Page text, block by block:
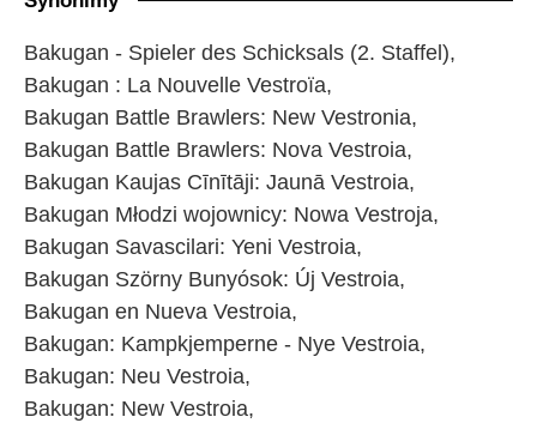
Bakugan - Spieler des Schicksals (2. Staffel),
Bakugan : La Nouvelle Vestroïa,
Bakugan Battle Brawlers: New Vestronia,
Bakugan Battle Brawlers: Nova Vestroia,
Bakugan Kaujas Cīnītāji: Jaunā Vestroia,
Bakugan Młodzi wojownicy: Nowa Vestroja,
Bakugan Savascilari: Yeni Vestroia,
Bakugan Szörny Bunyósok: Új Vestroia,
Bakugan en Nueva Vestroia,
Bakugan: Kampkjemperne - Nye Vestroia,
Bakugan: Neu Vestroia,
Bakugan: New Vestroia,